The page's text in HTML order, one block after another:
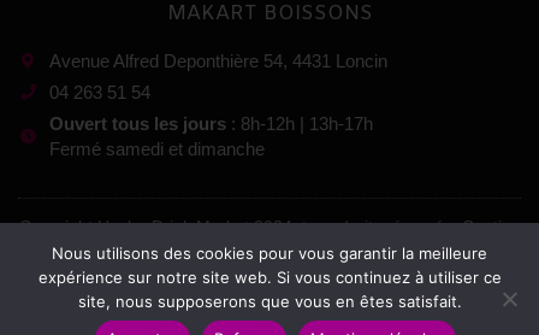
MAKART BOISSONS
Avenue Alfred Deponthière 54, 4431 Loncin
04 263 51 54
Ouvert tous les jours : 8h-12h | 13h-17h
Fermé samedi et dimanche
Copyright Hesby-Drink Market 2024, tous droits réservés. Gestion
:
Mentions légales–Conditions générales de vente
Nous utilisons des cookies pour vous garantir la meilleure
expérience sur notre site web. Si vous continuez à utiliser ce
site, nous supposerons que vous en êtes satisfait.